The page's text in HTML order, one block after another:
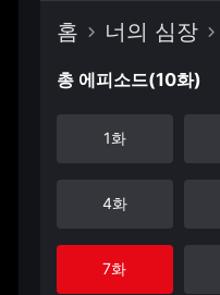
홈 너의 심장
총 에피소드(10화)
1화
4화
7화